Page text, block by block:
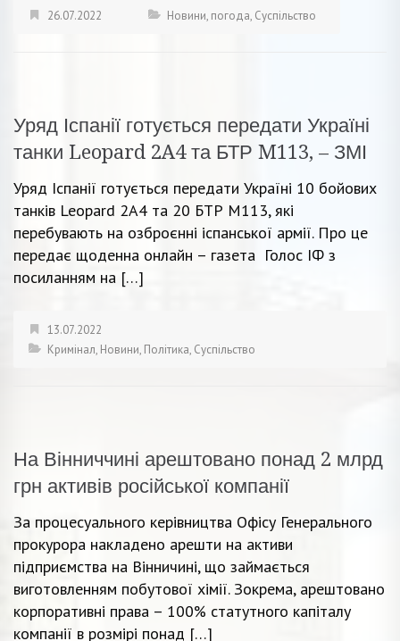
26.07.2022 Новини, погода, Суспільство
Уряд Іспанії готується передати Україні
танки Leopard 2A4 та БТР M113, – ЗМІ
Уряд Іспанії готується передати Україні 10 бойових
танків Leopard 2A4 та 20 БТР M113, які
перебувають на озброєнні іспанської армії. Про це
передає щоденна онлайн – газета Голос ІФ з
посиланням на […]
13.07.2022
Кримінал, Новини, Політика, Суспільство
На Вінниччині арештовано понад 2 млрд
грн активів російської компанії
За процесуального керівництва Офісу Генерального
прокурора накладено арешти на активи
підприємства на Вінничині, що займається
виготовленням побутової хімії. Зокрема, арештовано
корпоративні права – 100% статутного капіталу
компанії в розмірі понад […]